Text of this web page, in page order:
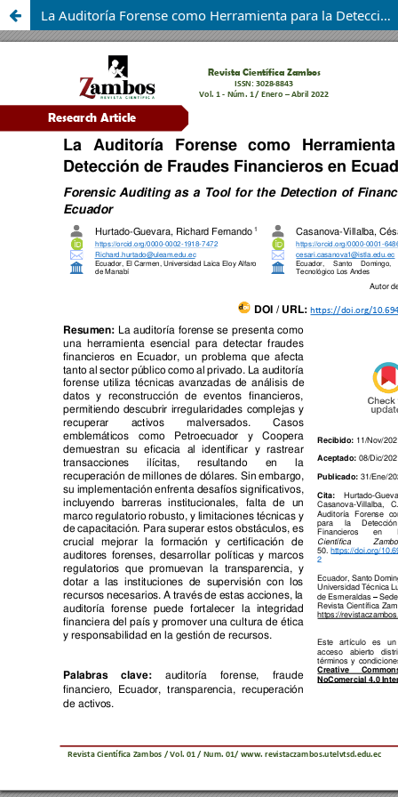
La Auditoría Forense como Herramienta para la Detección de Fraudes Financieros en Ecuador